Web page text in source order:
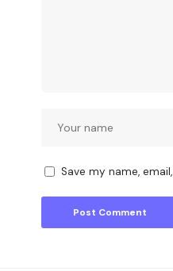
Save my name,